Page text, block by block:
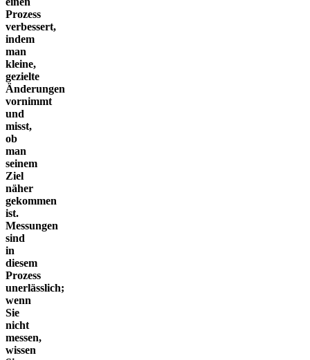
Prozess
verbessert,
indem
man
kleine,
gezielte
Änderungen
vornimmt
und
misst,
ob
man
seinem
Ziel
näher
gekommen
ist.
Messungen
sind
in
diesem
Prozess
unerlässlich;
wenn
Sie
nicht
messen,
wissen